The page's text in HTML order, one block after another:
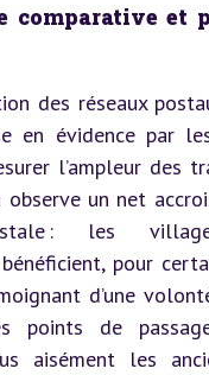
comparative et
des réseaux
en évidence par
l’ampleur des
observe un net
: les
pour
d’une
points de
aisément les